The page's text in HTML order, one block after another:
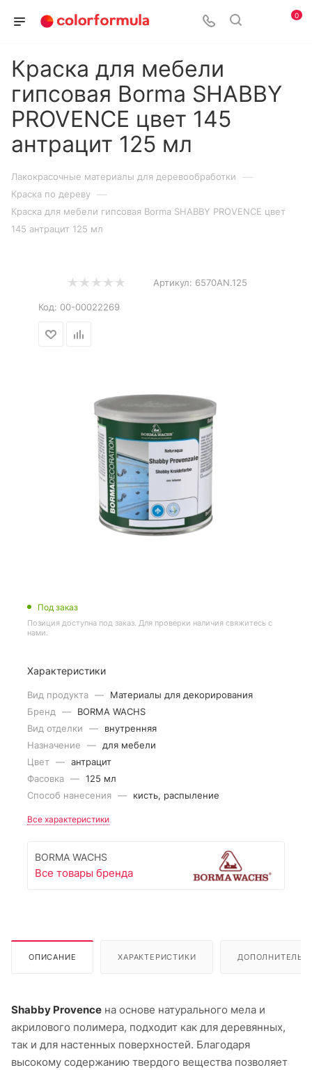
0
Краска для мебели
гипсовая Borma SHABBY
PROVENCE цвет 145
антрацит 125 мл
Лакокрасочные материалы для деревообработки —
Краска по дереву —
Краска для мебели гипсовая Borma SHABBY PROVENCE цвет
145 антрацит 125 мл
Артикул: 6570AN.125
Код: 00-00022269
Под заказ
Позиция доступна под заказ. Для проверки наличия свяжитесь с
нами.
Характеристики
Вид продукта —
Материалы для декорирования
Бренд
—
BORMA WACHS
Вид отделки
—
внутренняя
Назначение
—
для мебели
Цвет — антрацит
Фасовка — 125 мл
Способ нанесения — кисть, распыление
Все характеристики
BORMA WACHS
Все товары бренда
ОПИСАНИЕ ХАРАКТЕРИСТИКИ
Shabby Provence на основе натурального мела и
акрилового полимера, подходит как для деревянных,
так и для настенных поверхностей. Благодаря
высокому содержанию твердого вещества позволяет